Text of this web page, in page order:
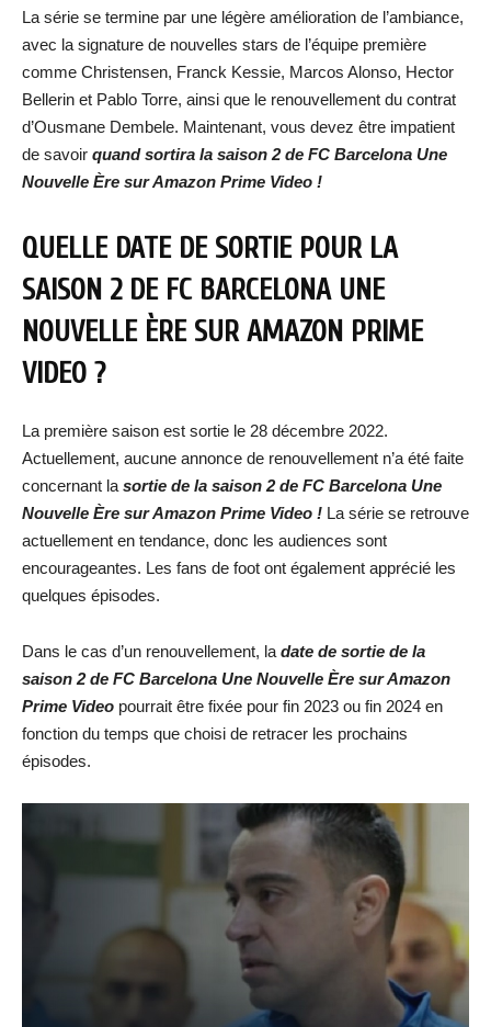
La série se termine par une légère amélioration de l’ambiance,
avec la signature de nouvelles stars de l’équipe première
comme Christensen, Franck Kessie, Marcos Alonso, Hector
Bellerin et Pablo Torre, ainsi que le renouvellement du contrat
d’Ousmane Dembele. Maintenant, vous devez être impatient
de savoir quand sortira la saison 2 de FC Barcelona Une
Nouvelle Ère sur Amazon Prime Video !
QUELLE DATE DE SORTIE POUR LA
SAISON 2 DE FC BARCELONA UNE
NOUVELLE ÈRE SUR AMAZON PRIME
VIDEO ?
La première saison est sortie le 28 décembre 2022.
Actuellement, aucune annonce de renouvellement n’a été faite
concernant la sortie de la saison 2 de FC Barcelona Une
Nouvelle Ère sur Amazon Prime Video ! La série se retrouve
actuellement en tendance, donc les audiences sont
encourageantes. Les fans de foot ont également apprécié les
quelques épisodes.
Dans le cas d’un renouvellement, la date de sortie de la
saison 2 de FC Barcelona Une Nouvelle Ère sur Amazon
Prime Video pourrait être fixée pour fin 2023 ou fin 2024 en
fonction du temps que choisi de retracer les prochains
épisodes.